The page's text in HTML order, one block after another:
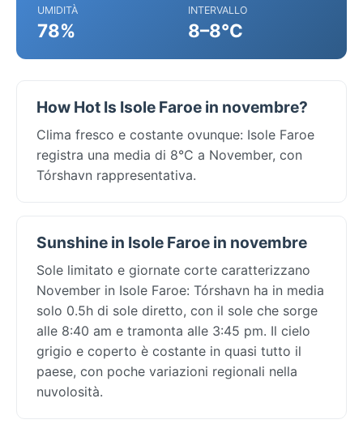
UMIDITÀ
78%
INTERVALLO
8–8°C
How Hot Is Isole Faroe in novembre?
Clima fresco e costante ovunque: Isole Faroe
registra una media di 8°C a November, con
Tórshavn rappresentativa.
Sunshine in Isole Faroe in novembre
Sole limitato e giornate corte caratterizzano
November in Isole Faroe: Tórshavn ha in media
solo 0.5h di sole diretto, con il sole che sorge
alle 8:40 am e tramonta alle 3:45 pm. Il cielo
grigio e coperto è costante in quasi tutto il
paese, con poche variazioni regionali nella
nuvolosità.